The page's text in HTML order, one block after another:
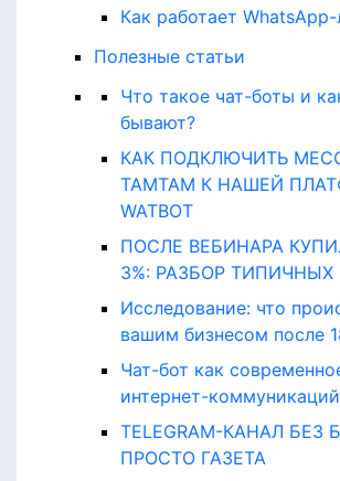
Как работает WhatsApp-
Полезные статьи
Что такое чат-боты и
бывают?
КАК ПОДКЛЮЧИТЬ
ТАМТАМ К НАШЕЙ
WATBOT
ПОСЛЕ ВЕБИНАРА
3%: РАЗБОР
Исследование: что
вашим бизнесом после
Чат-бот как
интернет-коммуникаций
TELEGRAM-КАНАЛ БЕЗ
ПРОСТО ГАЗЕТА